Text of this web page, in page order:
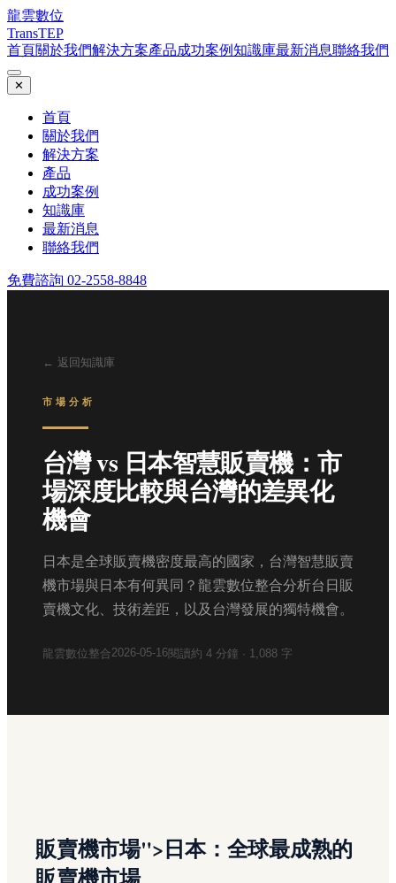
龍雲數位
TransTEP
首頁關於我們解決方案產品成功案例知識庫最新消息聯絡我們
✕
首頁
關於我們
解決方案
產品
成功案例
知識庫
最新消息
聯絡我們
免費諮詢 02-2558-8848
← 返回知識庫
市場分析
台灣 vs 日本智慧販賣機：市
場深度比較與台灣的差異化
機會
日本是全球販賣機密度最高的國家，台灣智慧販賣
機市場與日本有何異同？龍雲數位整合分析台日販
賣機文化、技術差距，以及台灣發展的獨特機會。
龍雲數位整合2026-05-16閱讀約 4 分鐘 · 1,088 字
販賣機市場">日本：全球最成熟的